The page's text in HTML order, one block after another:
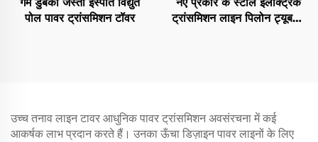
पोल पावर ट्रांसमिशन टॉवर
ट्रांसमिशन लाइन पिलोन ट्यूबलर
उच्च तनाव लाइन टावर आधुनिक पावर ट्रांसमिशन अवसंरचना में कई
आकर्षक लाभ प्रदान करते हैं। उनका ऊँचा डिज़ाइन पावर लाइनों के लिए